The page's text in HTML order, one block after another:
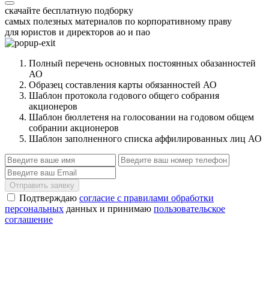
скачайте бесплатную подборку
самых полезных материалов по корпоративному праву
для юристов и директоров ао и пао
Полный перечень основных постоянных обазанностей
АО
Образец составления карты обязанностей АО
Шаблон протокола годового общего собрания
акционеров
Шаблон бюллетеня на голосовании на годовом общем
собрании акционеров
Шаблон заполненного списка аффилированных лиц АО
Отправить заявку
Подтверждаю согласие с правилами обработки
персональных данных и принимаю пользовательское
соглашение